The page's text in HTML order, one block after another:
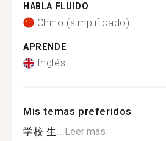
HABLA FLUIDO
Chino (simplificado)
APRENDE
Inglés
Mis temas preferidos
学校 生...Leer más